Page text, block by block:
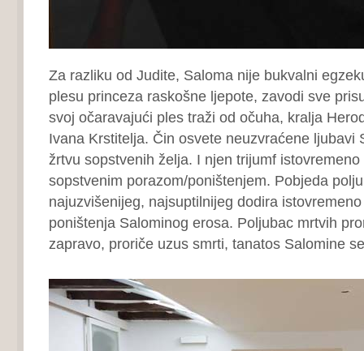
Za razliku od Judite, Saloma nije bukvalni
plesu princeza raskošne ljepote, zavodi sve
svoj očaravajući ples traži od očuha, kralja
Ivana Krstitelja. Čin osvete neuzvraćene ljubavi
žrtvu sopstvenih želja. I njen trijumf
sopstvenim porazom/poništenjem. Pobjeda
najuzvišenijeg, najsuptilnijeg dodira
poništenja Salominog erosa. Poljubac mrtvih
zapravo, proriče uzus smrti, tanatos Salomine